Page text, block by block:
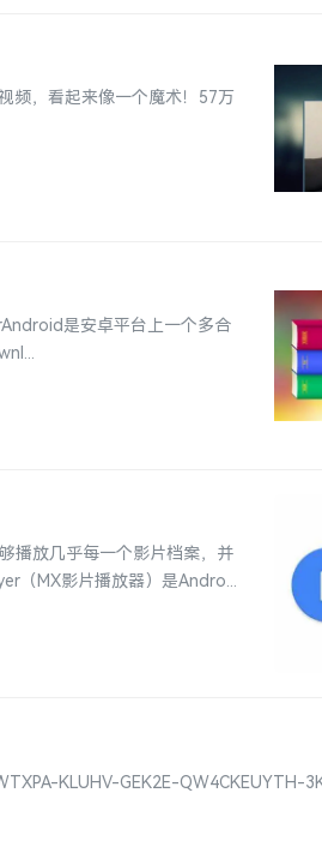
频，看起来像一个魔术！57万
是安卓平台上一个多合
播放几乎每一个影片档案，并
（MX影片播放器）是Andro...
KLUHV-GEK2E-QW4CKEUYTH-